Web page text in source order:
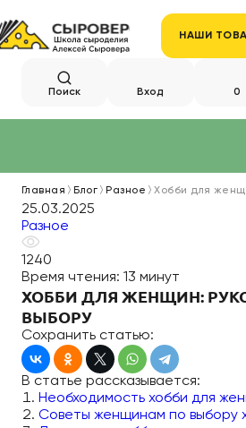
НАШИ
Поиск Вход 0
Главная Блог Разное Хобби для
25.03.2025
Разное
1240
Время чтения: 13 минут
ХОББИ ДЛЯ ЖЕНЩИН:
ВЫБОРУ
Сохранить статью:
В статье рассказывается:
Необходимость хобби для
Советы женщинам по выбору